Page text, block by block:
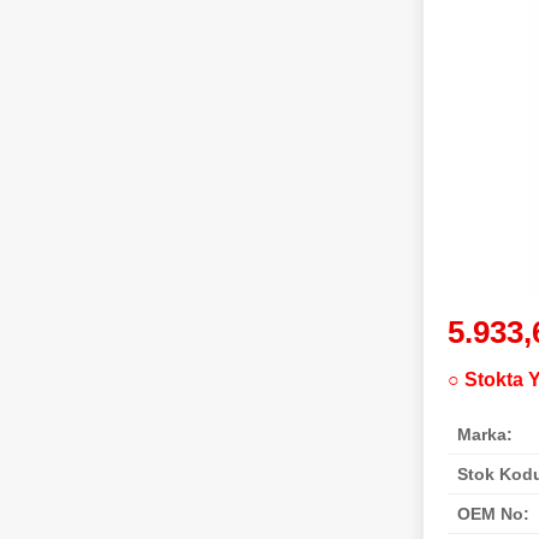
○ Stokta
Marka:
Stok
OEM No: